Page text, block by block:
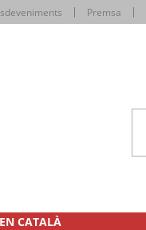
Premsa
CATALÀ